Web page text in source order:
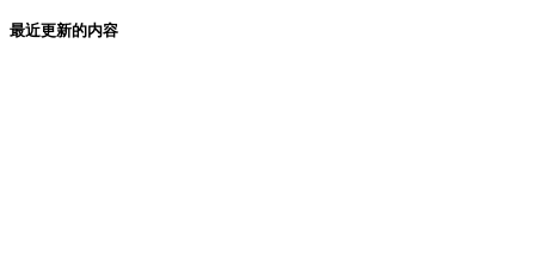
最近更新的内容